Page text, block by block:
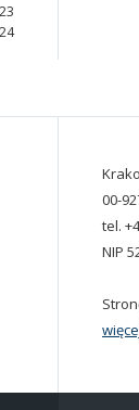
00-
tel.
NIP